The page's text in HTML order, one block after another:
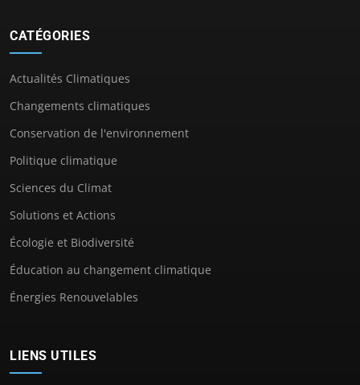
CATÉGORIES
Actualités Climatiques
Changements climatiques
Conservation de l'environnement
Politique climatique
Sciences du Climat
Solutions et Actions
Écologie et Biodiversité
Éducation au changement climatique
Énergies Renouvelables
LIENS UTILES